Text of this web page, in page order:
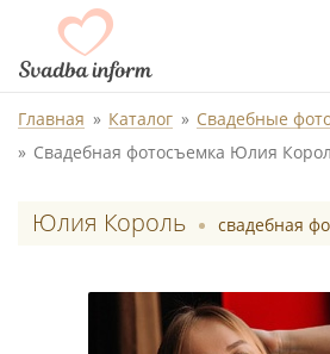
Главная Каталог
Свадебные
Свадебная фотосъемка Юлия
Юлия Король свадебная